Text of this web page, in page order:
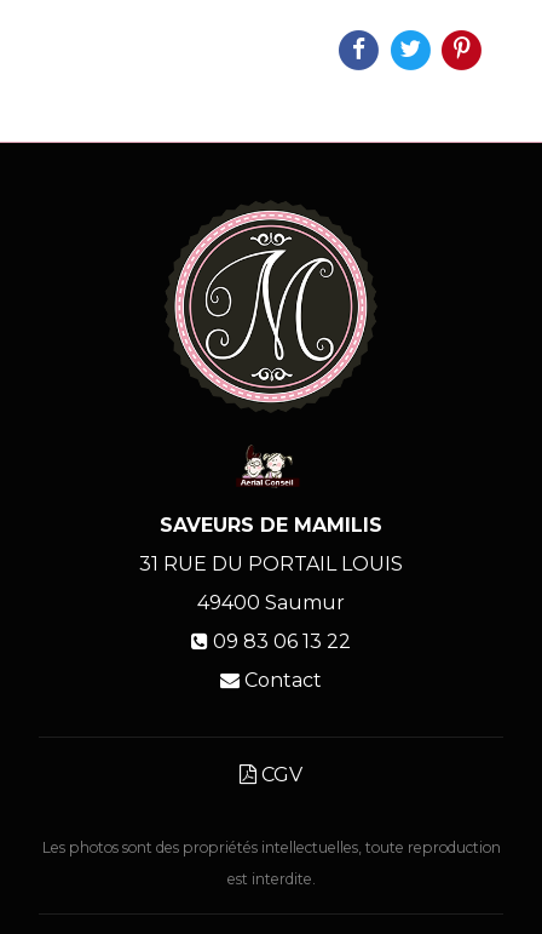
SAVEURS DE MAMILIS
31 RUE DU PORTAIL LOUIS
49400 Saumur
09 83 06 13 22
Contact
CGV
Les photos sont des propriétés intellectuelles, toute reproduction
est interdite.